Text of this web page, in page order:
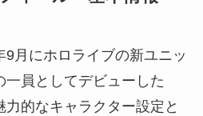
9月にホロライブの新ユニッ
一員としてデビューした
的なキャラクター設定と